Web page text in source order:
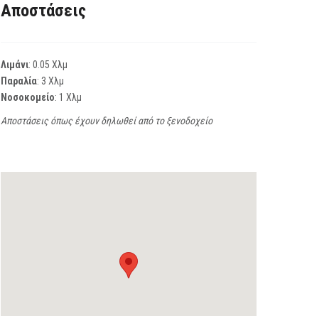
Αποστάσεις
Λιμάνι: 0.05 Χλμ
Παραλία: 3 Χλμ
Νοσοκομείο: 1 Χλμ
Αποστάσεις όπως έχουν δηλωθεί από το ξενοδοχείο